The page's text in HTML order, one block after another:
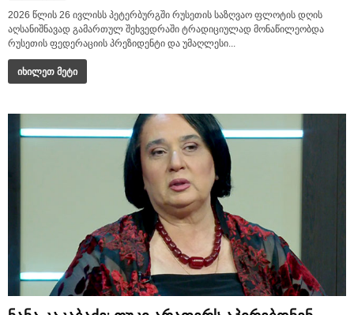
2026 წლის 26 ივლისს პეტერბურგში რუსეთის საზღვაო ფლოტის დღის
აღსანიშნავად გამართულ შეხვედრაში ტრადიციულად მონაწილეობდა
რუსეთის ფედერაციის პრეზიდენტი და უმაღლესი...
იხილეთ მეტი